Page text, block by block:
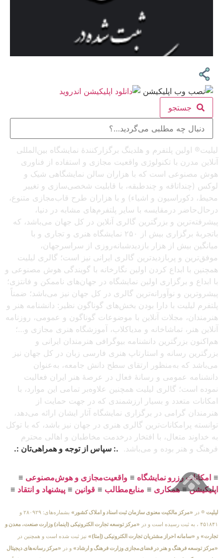
جستجو
لیلیت® اولین پلتفرم و هلدینگ برگزارکنندهٔ نمایشگاه بین‌المللی
آنلاین مدرن با تکنولوژی واقعیت مجازی و استفاده از فناوری
هوش مصنوعی است که با هزاران سالن نمایشگاهی شیک و
لوکس (چنداتاقه و چندطبقه، با قابلیت شخصی‌سازی و تغییر
محیط، دکوراسیون و اشیاء) و با هزاران طرح قاب‌مجازی متنوع،
درحال‌حاضر درمقایسه با سایر پلتفرم‌های مشابه در دنیا،
پیشرفته‌ترین و بزرگترین گالری آنلاین در کل جهان می‌باشد، که
باتجربهٔ برگزاری بیش از ۲۵۰ نمایشگاه هنری و تجاری و با
میانگین بیش از هزار بازدیدشبانه‌روزی از سراسرجهان،
موفق‌ترین و پربازدیدترین گالری ایرانی نیز است؛ گالری لیلیت
همچنین با ابداع کردن اولین نگارخانه با گویندگی هوش مصنوعی و
با ابداع و برگزاری اولین نمایشگاه در جهان‌های ناممکن و فانتزی؛
پیشروترین و نوآورانه‌ترین گالری در کل جهان نیز می‌باشد؛ ضمناً
پلتفرم لیلیت با دارا بودن بخش‌های گوناگون نظیر: دانشنامه هنر و
هنرمندان، مجلات آنلاین با موضوعات گوناگون و عمومی، روزنامه
آنلاین هنر، تماشاخانه و مدیاکلاب، آموزشگاه هنری مجازی و…؛
هم‌اکنون بزرگترین دانشنامه بیوگرافی هنرمندان ایرانی و
بزرگترین رسانه و استارتاپ هنری فارسی زبان در کل جهان نیز
می‌باشد که به‌منظور ارتقای سطح دانش جامعه، به‌عنوان
دانشنامه عمومی و رسانهٔ فعال در عرصهٔ هنر ایران فعالیت
نموده است؛ گالری لیلیت همچنین علاوه‌بر تمامی این موارد، با
امکانات متعدد و بسیار ارزشمندی که در جهت حمایت از
هنرمندان گرامی در برگزاری نمایشگاه آثار ایشان ارائه می‌دهد،
توانسته پرامکانات‌ترین گالری هنری در جهان نیز باشد، که با توکل
به خداوند متعال، با افتخار درخدمت مخاطبان و اهالی محترم
فرهنگ و هنر بوده و می‌باشد. .: سپاس از توجه و همراهی‌تان :.
≡ امکانات رزرو نمایشگاه ≡ واقعیت‌مجازی و هوش‌مصنوعی ≡
اپلیکیشن≡همکاری ≡ منابع‌مطالب ≡ قوانین ≡ پیشنهاد و انتقاد ≡
لیلیت ® در «مرکز مالکیت معنوی سازمان ثبت اسناد و املاک کشور»
بشماره‌های: ۲۸۰۹۲۹ و
۴۵۱۸۴۱ ، به ثبت رسیده است و در
«مرکز توسعه تجارت الکترونیکی (اینماد) وزارت صنعت، معدن و
تجارت» و «سامانه احراز مشتریان تجارت الکترونیکی (اِمتا)» نیز ثبت شده است و همچنین در
«مرکز توسعه فرهنگ و هنر در فضای‌مجازی وزارت فرهنگ و ارشاد» و در «مرکز رسانه‌های دیجیتال